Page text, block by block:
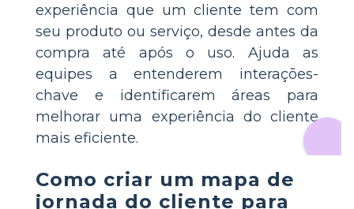
experiência que um cliente tem com
seu produto ou serviço, desde antes da
compra até após o uso. Ajuda as
equipes a entenderem interações-
chave e identificarem áreas para
melhorar uma experiência do cliente
mais eficiente.
Como criar um mapa de
jornada do cliente para